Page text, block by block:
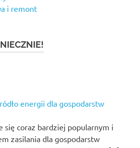
i remont
energii dla gospodarstw
się coraz bardziej popularnym i
zasilania dla gospodarstw